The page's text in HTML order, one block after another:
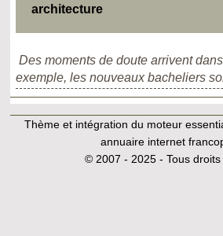
architecture
Des moments de doute arrivent
exemple, les nouveaux bacheliers
Thème et intégration du moteur
annuaire internet
© 2007 - 2025 - Tous